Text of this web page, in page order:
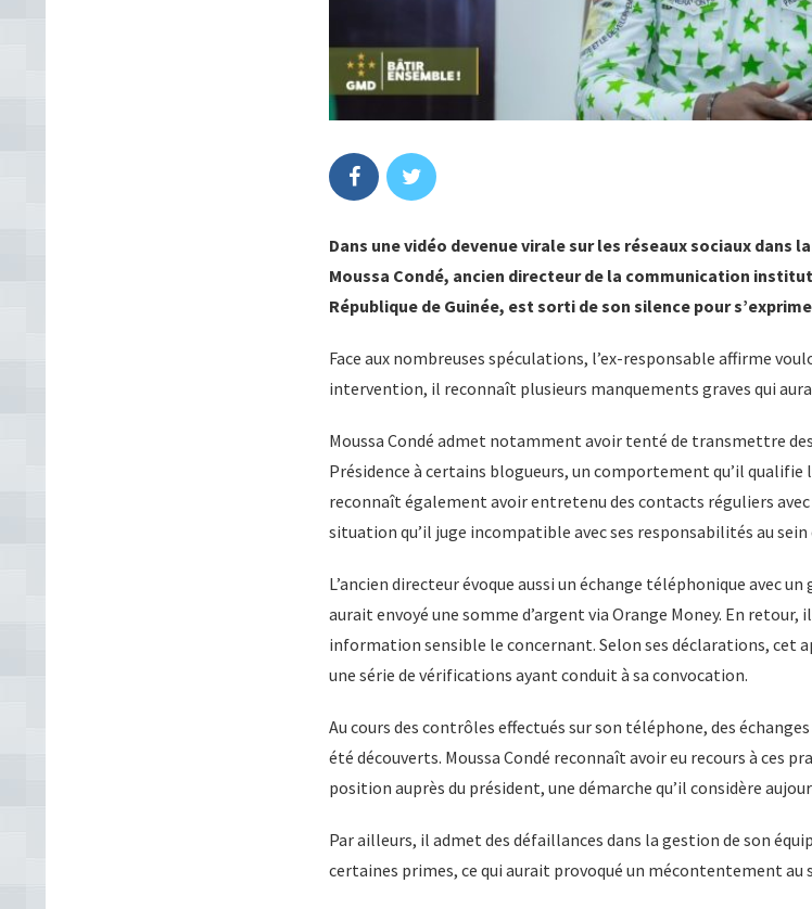
Dans une vidéo devenue virale sur les réseaux sociaux dans
Moussa Condé, ancien directeur de la communication
République de Guinée, est sorti de son silence pour
Face aux nombreuses spéculations, l’ex-responsable affirme
intervention, il reconnaît plusieurs manquements graves qui
Moussa Condé admet notamment avoir tenté de transmettre
Présidence à certains blogueurs, un comportement qu’il qualifie
reconnaît également avoir entretenu des contacts réguliers avec
situation qu’il juge incompatible avec ses responsabilités au
L’ancien directeur évoque aussi un échange téléphonique avec
aurait envoyé une somme d’argent via Orange Money. En
information sensible le concernant. Selon ses déclarations, cet
une série de vérifications ayant conduit à sa convocation.
Au cours des contrôles effectués sur son téléphone, des
été découverts. Moussa Condé reconnaît avoir eu recours à ces
position auprès du président, une démarche qu’il considère
Par ailleurs, il admet des défaillances dans la gestion de son
certaines primes, ce qui aurait provoqué un mécontentement au